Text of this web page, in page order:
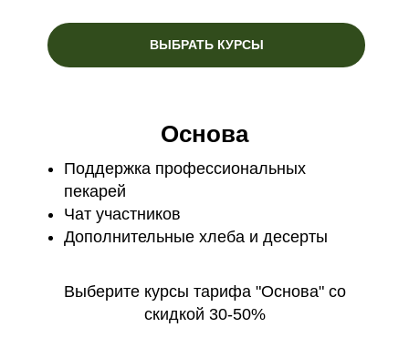
ВЫБРАТЬ КУРСЫ
Основа
Поддержка профессиональных
пекарей
Чат участников
Дополнительные хлеба и десерты
Выберите курсы тарифа "Основа" со
скидкой 30-50%